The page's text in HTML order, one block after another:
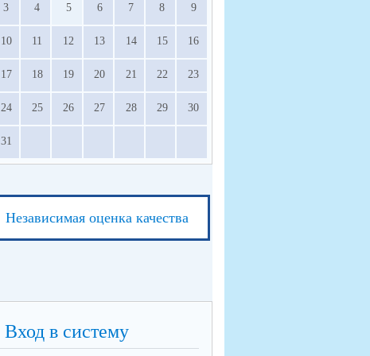
3 4 5 6 7 8 9
10 11 12 13 14 15 16
17 18 19 20 21 22 23
24 25 26 27 28 29 30
31
Независимая оценка качества
Вход в систему